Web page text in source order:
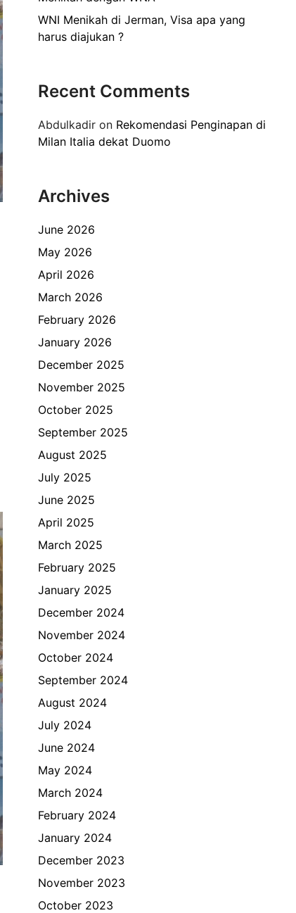
WNI Menikah di Jerman, Visa apa yang
harus diajukan ?
Recent Comments
Abdulkadir on Rekomendasi Penginapan di
Milan Italia dekat Duomo
Archives
June 2026
May 2026
April 2026
March 2026
February 2026
January 2026
December 2025
November 2025
October 2025
September 2025
August 2025
July 2025
June 2025
April 2025
March 2025
February 2025
January 2025
December 2024
November 2024
October 2024
September 2024
August 2024
July 2024
June 2024
May 2024
March 2024
February 2024
January 2024
December 2023
November 2023
October 2023